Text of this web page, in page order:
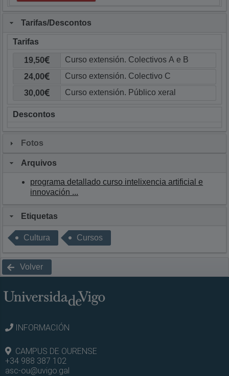
Tarifas/Descontos
Tarifas
19,50
24,00
30,00
Descontos
Fotos
Arquivos
programa detallado curso intelixencia artificial e
innovación ...
Etiquetas
Cultura Cursos
Volver
INFORMACIÓN
CAMPUS DE OURENSE
+34 988 387 102
asc-ou@uvigo.gal